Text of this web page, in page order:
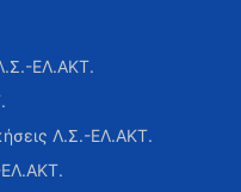
ΕΛ.ΑΚΤ.
Λ.Σ.-ΕΛ.ΑΚΤ.